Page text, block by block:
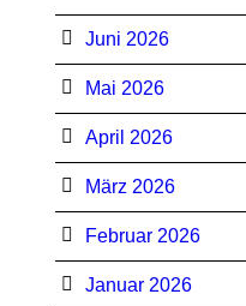
Juni 2026
Mai 2026
April 2026
März 2026
Februar 2026
Januar 2026